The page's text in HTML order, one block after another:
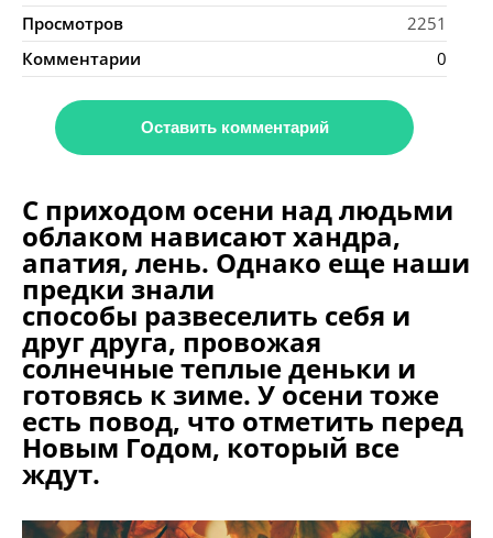
Просмотров
2251
Комментарии
0
Оставить комментарий
С приходом осени над людьми
облаком нависают хандра,
апатия, лень. Однако еще наши
предки знали
способы развеселить себя и
друг друга, провожая
солнечные теплые деньки и
готовясь к зиме. У осени тоже
есть повод, что отметить перед
Новым Годом, который все
ждут.